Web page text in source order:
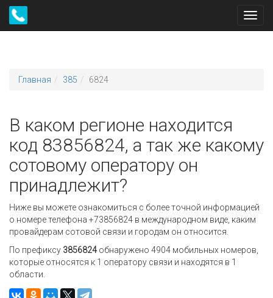
Главная 385 6824
В каком регионе находится
код 83856824, а так же какому
сотовому оператору он
принадлежит?
Ниже вы можете ознакомиться с более точной информацией
о номере телефона +73856824 в международном виде, каким
провайдерам сотовой связи и городам он относится.
По префиксу 3856824 обнаружено 4904 мобильных номеров,
которые относятся к 1 оператору связи и находятся в 1
области.